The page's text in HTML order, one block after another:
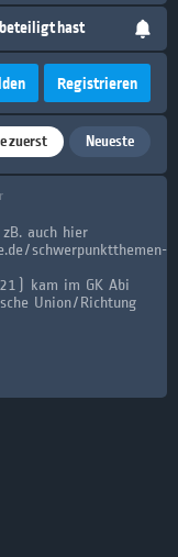
hast
Registrieren
zuerst Neueste
auch hier
schwerpunktthemen-
kam im GK Abi
Union/Richtung